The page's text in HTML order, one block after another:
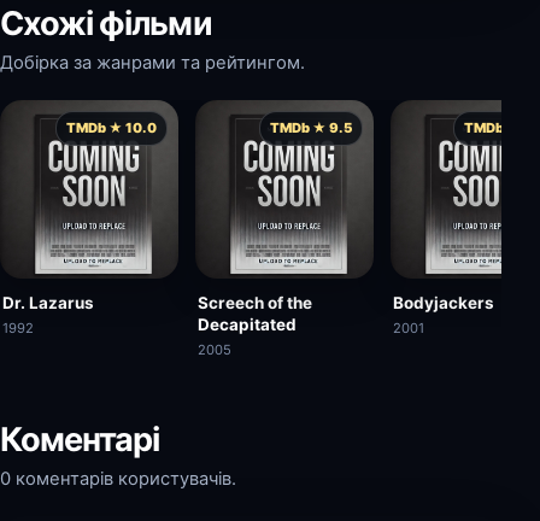
Схожі фільми
Добірка за жанрами та рейтингом.
TMDb ★ 10.0
Dr. Lazarus
1992
TMDb ★ 9.5
Screech of the
Decapitated
2005
TMDb ★
Bodyjackers
2001
Коментарі
0 коментарів користувачів.